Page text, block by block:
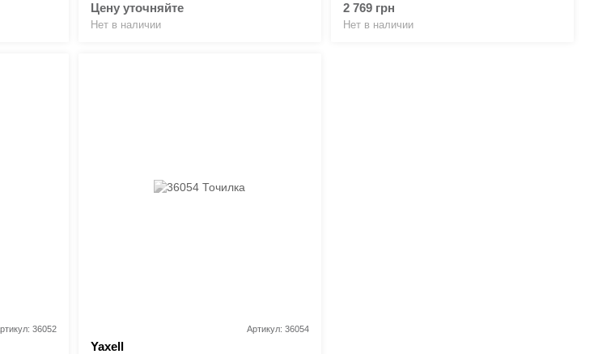
Цену уточняйте
Нет в наличии
2 769 грн
Нет в наличии
36052 Артикул: 36054
Yaxell